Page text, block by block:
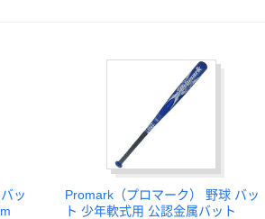
ッ
Promark（プロマーク） 野球 バッ
ト 少年軟式用 公認金属バット